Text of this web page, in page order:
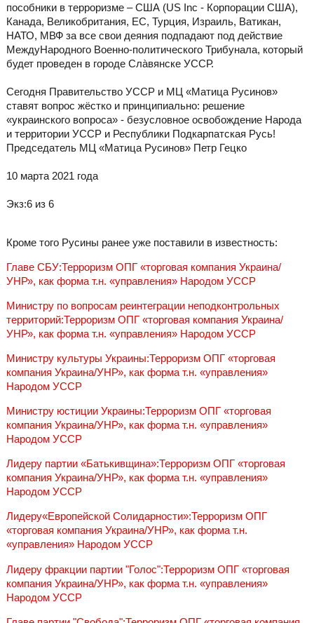
пособники в терроризме – США (US Inc - Корпорации США),
Канада, Великобритания, ЕС, Турция, Израиль, Ватикан,
НАТО, МВФ за все свои деяния подпадают под действие
МеждуНародного Военно-политического Трибунала, который
будет проведен в городе Слàвянске УССР.
Сегодня Правительство УССР и МЦ «Матица Русинов»
ставят вопрос жёстко и принципиально: решение
«украинского вопроса» - безусловное освобождение Народа
и территории УССР и Республики Подкарпатская Русь!
Председатель МЦ «Матица Русинов» Петр Гецко
10 марта 2021 года
Экз:6 из 6
Кроме того Русины ранее уже поставили в известность:
Главе СБУ:Терроризм ОПГ «торговая компания Украина/
УНР», как форма т.н. «управления» Народом УССР
Министру по вопросам реинтеграции неподконтрольных
территорий:Терроризм ОПГ «торговая компания Украина/
УНР», как форма т.н. «управления» Народом УССР
Министру культуры Украины:Терроризм ОПГ «торговая
компания Украина/УНР», как форма т.н. «управления»
Народом УССР
Министру юстиции Украины:Терроризм ОПГ «торговая
компания Украина/УНР», как форма т.н. «управления»
Народом УССР
Лидеру партии «Батькивщина»:Терроризм ОПГ «торговая
компания Украина/УНР», как форма т.н. «управления»
Народом УССР
Лидеру«Европейской Солидарности»:Терроризм ОПГ
«торговая компания Украина/УНР», как форма т.н.
«управления» Народом УССР
Лидеру фракции партии "Голос":Терроризм ОПГ «торговая
компания Украина/УНР», как форма т.н. «управления»
Народом УССР